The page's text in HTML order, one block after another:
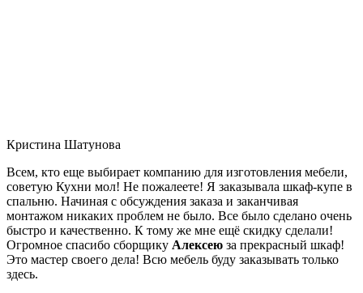
Кристина Шатунова
Всем, кто еще выбирает компанию для изготовления мебели,
советую Кухни мол! Не пожалеете! Я заказывала шкаф-купе в
спальню. Начиная с обсуждения заказа и заканчивая
монтажом никаких проблем не было. Все было сделано очень
быстро и качественно. К тому же мне ещё скидку сделали!
Огромное спасибо сборщику Алексею за прекрасный шкаф!
Это мастер своего дела! Всю мебель буду заказывать только
здесь.